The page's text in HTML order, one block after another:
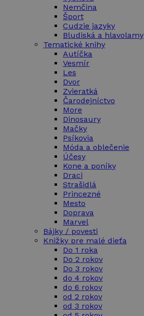
Nemčina
Šport
Cudzie jazyky
Bludiská a hlavolamy
Tematické knihy
Autíčka
Vesmír
Les
Dvor
Zvieratká
Čarodejníctvo
More
Dinosaury
Mačky
Psíkovia
Móda a oblečenie
Účesy
Kone a poníky
Draci
Strašidlá
Princezné
Mesto
Doprava
Marvel
Bájky / povesti
Knižky pre malé dieťa
Do 1 roka
Do 2 rokov
Do 3 rokov
do 4 rokov
do 6 rokov
od 2 rokov
od 3 rokov